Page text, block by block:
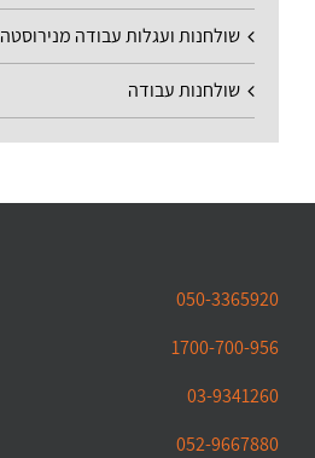
שולחנות ועגלות עבודה מנירוסטה
שולחנות עבודה
050-3365920
1700-700-956
03-9341260
052-9667880